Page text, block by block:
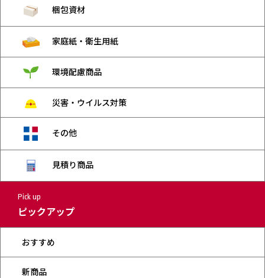
梱包資材
家庭紙・衛生用紙
環境配慮商品
災害・ウイルス対策
その他
見積り商品
Pick up
ピックアップ
おすすめ
新商品